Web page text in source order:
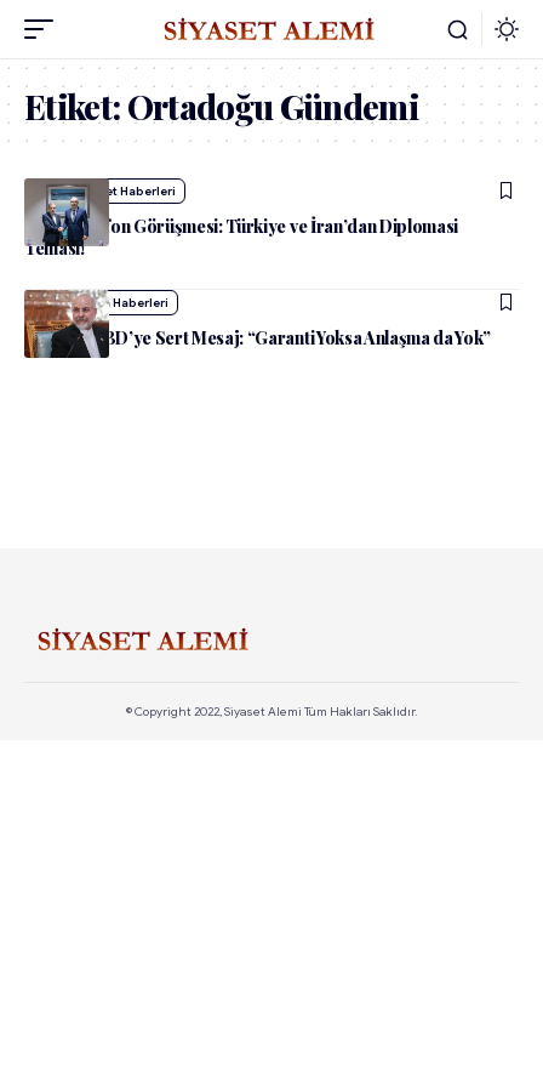
Etiket:Ortadoğu Gündemi
admin Siyaset Haberleri
Kritik Telefon Görüşmesi: Türkiye ve İran’dan Diplomasi
Teması!
admin Dünya Haberleri
İran’dan ABD’ye Sert Mesaj: “Garanti Yoksa Anlaşma da Yok”
© Copyright 2022, Siyaset Alemi Tüm Hakları Saklıdır.